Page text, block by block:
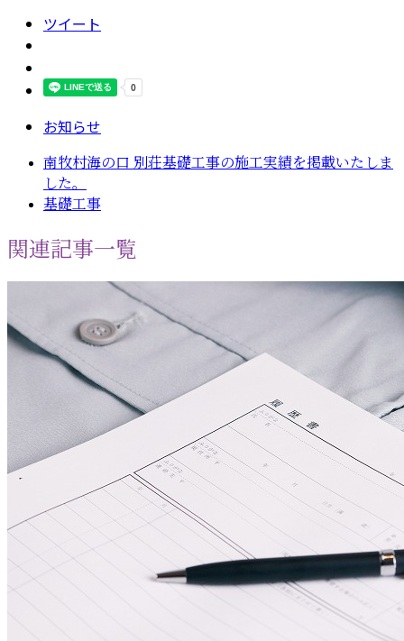
ツイート
お知らせ
南牧村海の口 別荘基礎工事の施工実績を掲載いたしま
した。
基礎工事
関連記事一覧